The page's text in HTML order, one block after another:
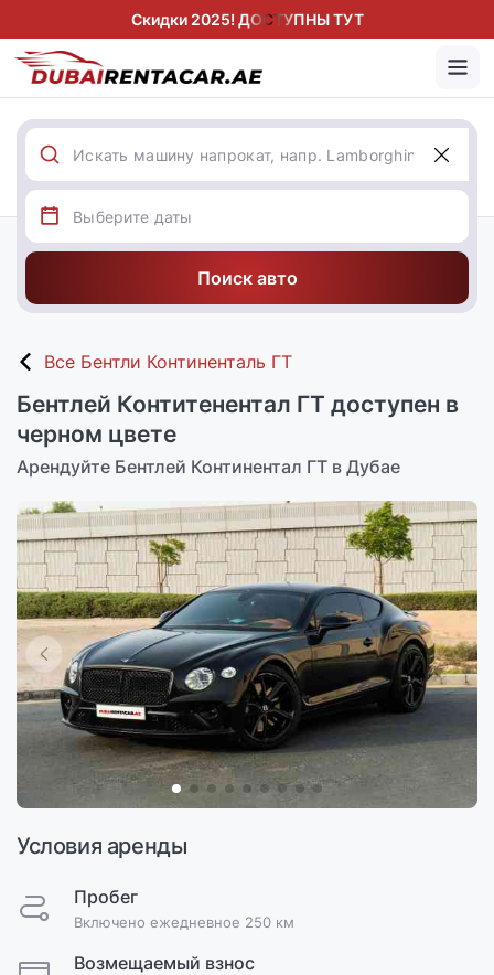
Скидки 2025! ДОСТУПНЫ ТУТ
Поиск авто
Все Бентли Континенталь ГТ
Бентлей Контитенентал ГТ доступен в
черном цвете
Арендуйте Бентлей Континентал ГТ в Дубае
Условия аренды
Пробег
Включено ежедневное 250 км
Возмещаемый взнос